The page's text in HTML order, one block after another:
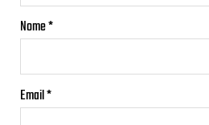
Nome*
Email*